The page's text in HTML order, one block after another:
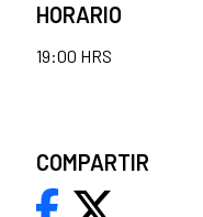
HORARIO
19:00 HRS
COMPARTIR